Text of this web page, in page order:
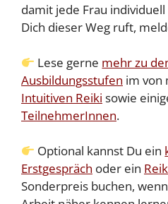
damit jede Frau
Dich dieser Weg ruft,
Lese gerne mehr zu
Ausbildungsstufen im von
Intuitiven Reiki sowie
TeilnehmerInnen.
Optional kannst Du ein
Erstgespräch oder ein
Sonderpreis buchen,